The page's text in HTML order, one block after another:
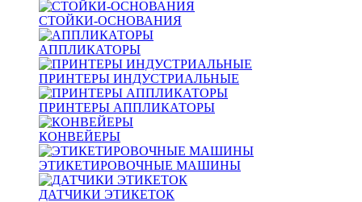
СТОЙКИ-ОСНОВАНИЯ
АППЛИКАТОРЫ
ПРИНТЕРЫ ИНДУСТРИАЛЬНЫЕ
ПРИНТЕРЫ АППЛИКАТОРЫ
КОНВЕЙЕРЫ
ЭТИКЕТИРОВОЧНЫЕ МАШИНЫ
ДАТЧИКИ ЭТИКЕТОК